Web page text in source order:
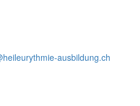
ausbildung.ch